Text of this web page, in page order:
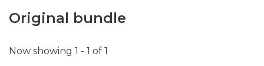
Original bundle
Now showing 1 - 1 of 1